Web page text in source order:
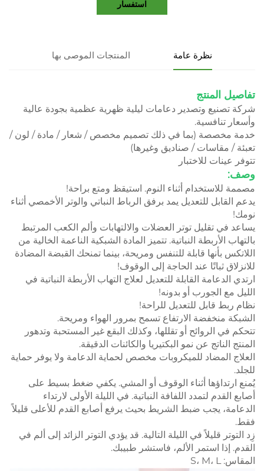
استفسار
نظرة عامة المنتجات الموصى بها
تفاصيل المنتج
شركة تصنيع وتصدير دعامات ليلية ظهرية عظمية بجودة عالية
وأسعار تنافسية.
خدمة مخصصة (بما في ذلك تصميم مخصص / شعار / مادة / لون /
تعبئة / مقاسات / صناديق وغيرها)
تتوفر عينات للاختبار
وصف:
مصممة للاستخدام أثناء النوم. استيقظ ومتع براحة!
يدعم القابل للتعديل يمد برفق الرباط النباتي والوتر الأخمصي أثناء
نومك!
يساعد في تقليل توتر العضلات والالتهابات وألم الكعب المرتبط
بالتهاب الأربطة النباتية. تتميز المادة الشبكية الناعمة الخالية من
اللاتكس بأنها قابلة للتنفس ومريحة، بينما تمنحك القبضة المضادة
للانزلاق ثباتًا عند الحاجة إلى الوقوف!
ارتدي الدعامة القابلة للتعديل لعلاج التهاب الأربطة النباتية في
الليل مع الجورب أو بدونه!
نظام ربط قابل للتعديل للراحة!
الشبكة منخفضة الارتفاع تسمح بمرور الهواء ومريحة.
تتحكم في الروائح أو تقللها، وكذلك البقع غير المستحبة وتدهور
المنتج الناتج عن نمو البكتيريا والكائنات الدقيقة.
العلاج المضاد للميكروبات مخصص لحماية الدعامة ولا يوفر حماية
للجلد.
يُمنع ارتداؤها أثناء الوقوف أو المشي. يكفي ضغط بسيط على
أصابع القدم لتمدد اللفافة النباتية. في الليلة الأولى لارتداء
الدعامة، يجب ضبط الشريط بحيث يرفع أصابع القدم للأعلى قليلاً
فقط.
زِد التوتر قليلاً في الليلة التالية. قد يؤدي التوتر الزائد إلى ألم في
القدم. إذا استمر الألم، فاستشر طبيبك.
المقاس: S، M، L